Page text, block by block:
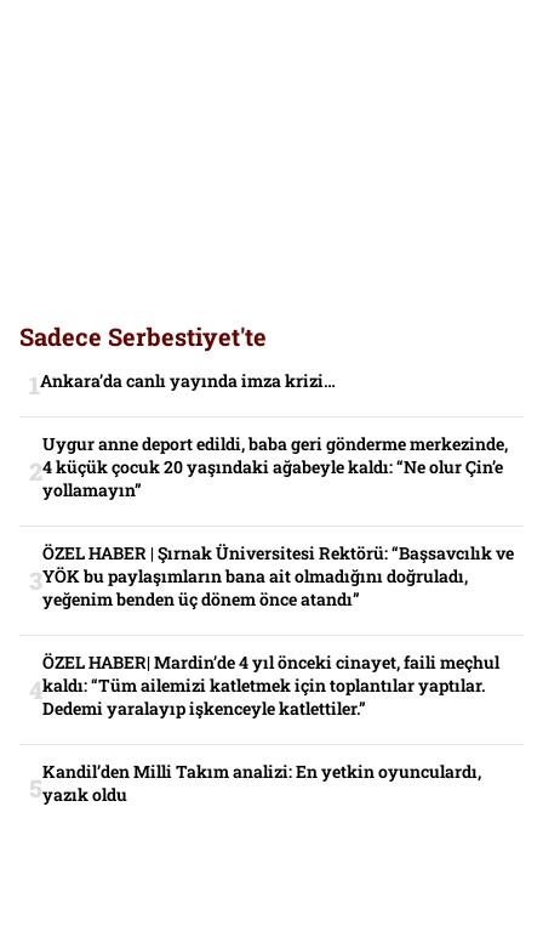
Sadece Serbestiyet'te
Ankara’da canlı yayında imza krizi…
Uygur anne deport edildi, baba geri gönderme merkezinde,
4 küçük çocuk 20 yaşındaki ağabeyle kaldı: “Ne olur Çin’e
yollamayın”
ÖZEL HABER | Şırnak Üniversitesi Rektörü: “Başsavcılık ve
YÖK bu paylaşımların bana ait olmadığını doğruladı,
yeğenim benden üç dönem önce atandı”
ÖZEL HABER| Mardin’de 4 yıl önceki cinayet, faili meçhul
kaldı: “Tüm ailemizi katletmek için toplantılar yaptılar.
Dedemi yaralayıp işkenceyle katlettiler.”
Kandil’den Milli Takım analizi: En yetkin oyunculardı,
yazık oldu